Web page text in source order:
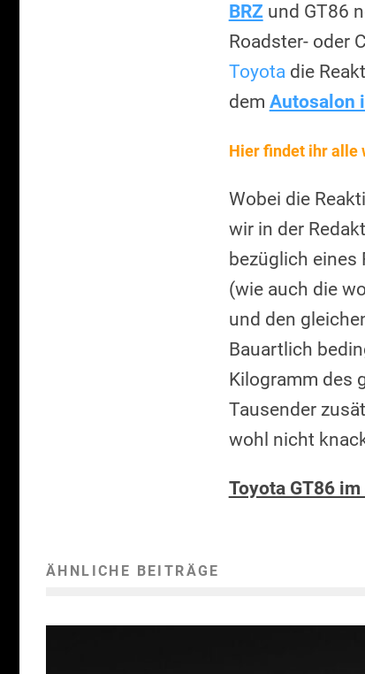
BRZund GT86
Roadster- oder
Toyotadie
dem Autosalon
Hier findet ihr alle
Wobei die
wir in der
bezüglich eines
(wie auch die
und den
Bauartlich
Kilogramm des
Tausender
wohl nicht
Toyota GT86
ÄHNLICHE BEITRÄGE